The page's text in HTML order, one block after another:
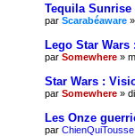
Tequila Sunrise
par Scarabéaware
Lego Star Wars
par Somewhere »
Star Wars :
par Somewhere »
Les Onze
par ChienQuiTousse